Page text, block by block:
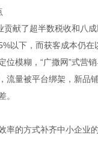
献了超半数税收和八
以下，而获客成本仍
模糊，“广撒网”式营
流量被平台绑架，新品
。
的方式补齐中小企业